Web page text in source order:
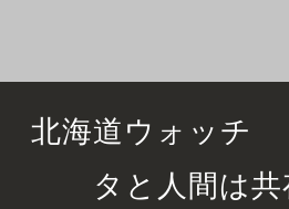
北海道ウォッチ
タと人間は